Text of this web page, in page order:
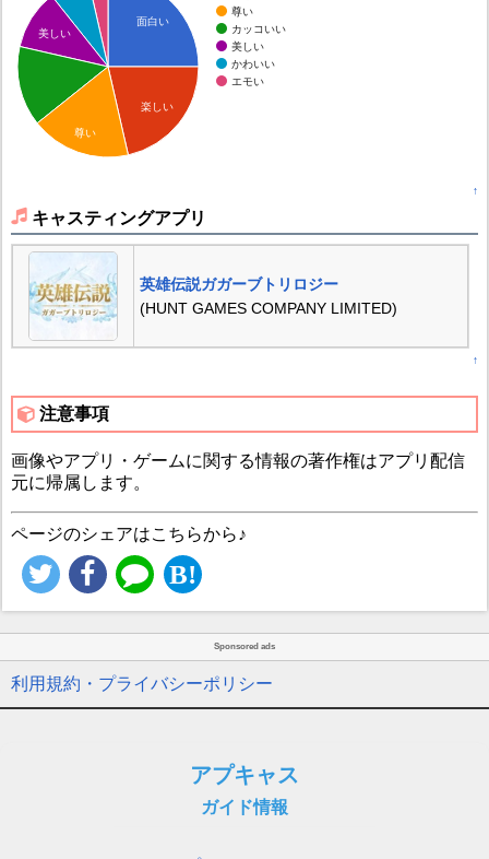
尊い
カッコいい
美しい
かわいい
エモい
面白い
楽しい
美しい
尊い
↑
キャスティングアプリ
英雄伝説ガガーブトリロジー
(HUNT GAMES COMPANY LIMITED)
↑
注意事項
画像やアプリ・ゲームに関する情報の著作権はアプリ配信
元に帰属します。
ページのシェアはこちらから♪
Sponsored ads
利用規約・プライバシーポリシー
アプキャス
ガイド情報